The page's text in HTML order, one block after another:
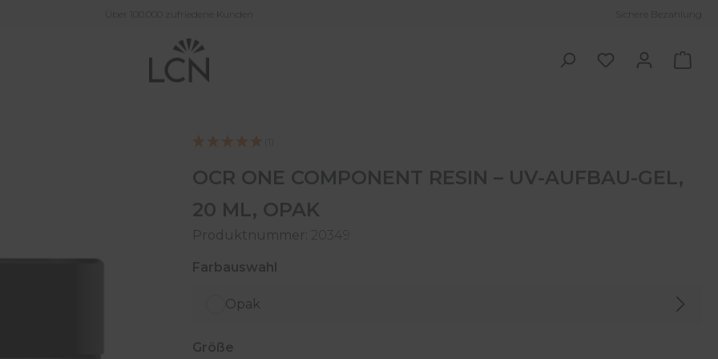
Über 100.000 zufriedene Kunden Sichere Bezahlung
OCR ONE COMPONENT RESIN – UV-AUFBAU-GEL,
20 ML, OPAK
Produktnummer: 20349
Farbauswahl
Opak
Größe